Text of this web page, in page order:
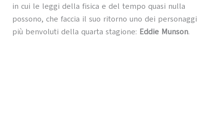
in cui le leggi della fisica e del tempo quasi nulla
possono, che faccia il suo ritorno uno dei personaggi
più benvoluti della quarta stagione: Eddie Munson.